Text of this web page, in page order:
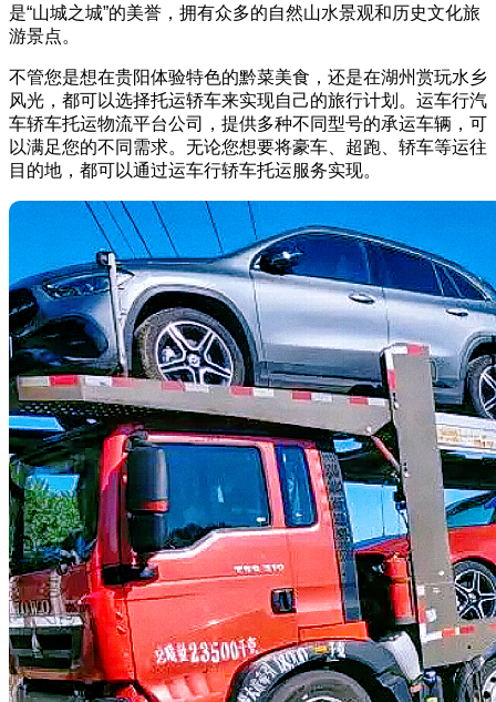
是“山城之城”的美誉，拥有众多的自然山水景观和历史文化旅
游景点。
不管您是想在贵阳体验特色的黔菜美食，还是在湖州赏玩水乡
风光，都可以选择托运轿车来实现自己的旅行计划。运车行汽
车轿车托运物流平台公司，提供多种不同型号的承运车辆，可
以满足您的不同需求。无论您想要将豪车、超跑、轿车等运往
目的地，都可以通过运车行轿车托运服务实现。